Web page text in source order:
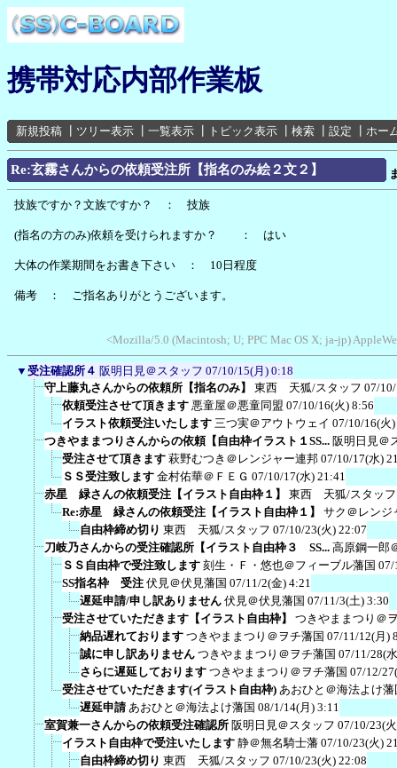
携帯対応内部作業板
新規投稿 ツリー表示 一覧表示 トピック表示 検索 設定 ホー
Re:玄霧さんからの依頼受注所【指名のみ絵２文２】
技族ですか？文族ですか？ ： 技族
(指名の方のみ)依頼を受けられますか？ ： はい
大体の作業期間をお書き下さい ： 10日程度
備考 ： ご指名ありがとうございます。
<Mozilla/5.0 (Macintosh; U; PPC Mac OS X; ja-jp)
▼ 受注確認所４ 阪明日見＠スタッフ 07/10/15(月) 0:18
守上藤丸さんからの依頼所【指名のみ】
東西 天狐/スタッフ 07/
依頼受注させて頂きます 悪童屋＠悪童同盟 07/10/16(火) 8:56
イラスト依頼受注いたします 三つ実＠アウトウェイ 07/10/16(火
つきやままつりさんからの依頼【自由枠イラスト１SS... 阪明日見＠
受注させて頂きます 萩野むつき＠レンジャー連邦 07/10/17(水)
ＳＳ受注致します 金村佑華＠ＦＥＧ 07/10/17(水) 21:41
赤星 緑さんの依頼受注【イラスト自由枠１】
東西 天狐/スタッフ
Re:赤星 緑さんの依頼受注【イラスト自由枠１】
サク＠レンジ
自由枠締め切り 東西 天狐/スタッフ 07/10/23(火) 22:07
刀岐乃さんからの受注確認所【イラスト自由枠３ SS... 高原鋼一郎
ＳＳ自由枠で受注致します 刻生・Ｆ・悠也＠フィーブル藩国 07/
SS指名枠 受注 伏見＠伏見藩国 07/11/2(金) 4:21
遅延申請/申し訳ありません 伏見＠伏見藩国 07/11/3(土) 3:30
受注させていただきます【イラスト自由枠】
つきやままつり＠
納品遅れております つきやままつり＠ヲチ藩国 07/11/12(月)
誠に申し訳ありません つきやままつり＠ヲチ藩国 07/11/28(
さらに遅延しております つきやままつり＠ヲチ藩国 07/12/
受注させていただきます(イラスト自由枠) あおひと＠海法よけ藩
遅延申請 あおひと＠海法よけ藩国 08/1/14(月) 3:11
室賀兼一さんからの依頼受注確認所 阪明日見＠スタッフ 07/10/23(
イラスト自由枠で受注いたします 静＠無名騎士藩 07/10/23(火)
自由枠締め切り 東西 天狐/スタッフ 07/10/23(火) 22:08